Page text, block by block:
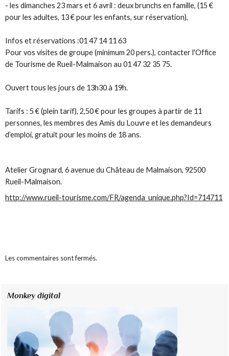
- les dimanches 23 mars et 6 avril : deux brunchs en famille, (15 €
pour les adultes, 13 € pour les enfants, sur réservation),
Infos et réservations :01 47 14 11 63
Pour vos visites de groupe (minimum 20 pers.), contacter l'Office
de Tourisme de Rueil-Malmaison au 01 47 32 35 75.
Ouvert tous les jours de 13h30 à 19h.
Tarifs : 5 € (plein tarif), 2,50 € pour les groupes à partir de 11
personnes, les membres des Amis du Louvre et les demandeurs
d’emploi, gratuit pour les moins de 18 ans.
Atelier Grognard, 6 avenue du Château de Malmaison, 92500
Rueil-Malmaison.
http://www.rueil-tourisme.com/FR/agenda_unique.php?Id=714711
Les commentaires sont fermés.
Monkey digital